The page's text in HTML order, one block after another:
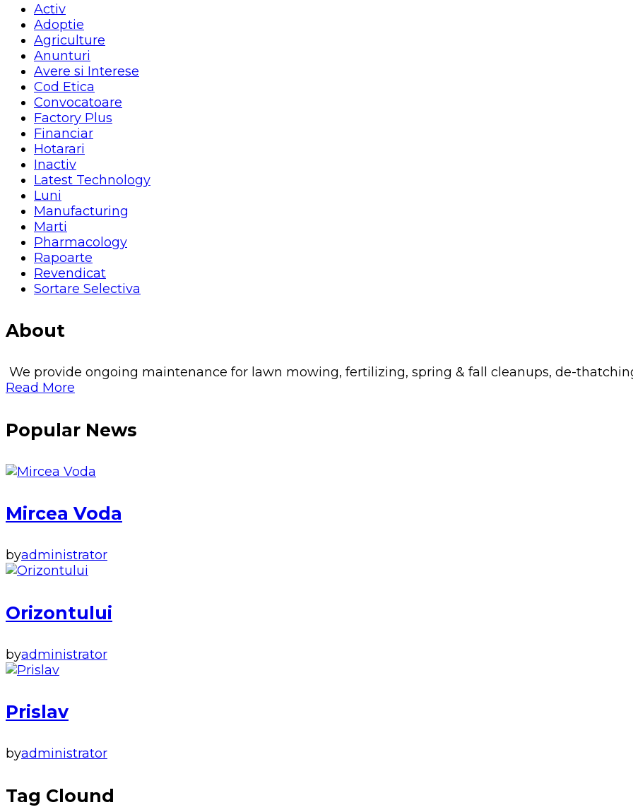
Activ
Adoptie
Agriculture
Anunturi
Avere si Interese
Cod Etica
Convocatoare
Factory Plus
Financiar
Hotarari
Inactiv
Latest Technology
Luni
Manufacturing
Marti
Pharmacology
Rapoarte
Revendicat
Sortare Selectiva
About
We provide ongoing maintenance for lawn mowing, fertilizing, spring & fall cleanups, de-
Read More
Popular News
Mircea Voda
byadministrator
Orizontului
byadministrator
Prislav
byadministrator
Tag Clound